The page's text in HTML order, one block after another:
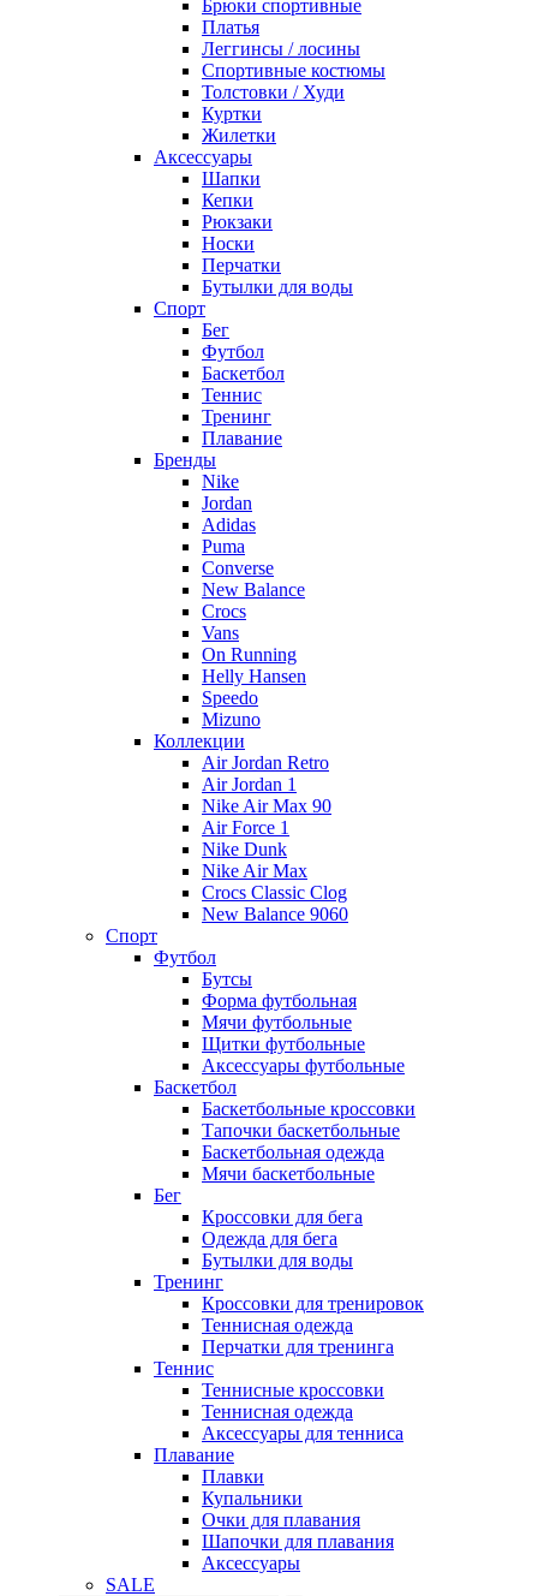
Брюки спортивные
Платья
Леггинсы / лосины
Спортивные костюмы
Толстовки / Худи
Куртки
Жилетки
Аксессуары
Шапки
Кепки
Рюкзаки
Носки
Перчатки
Бутылки для воды
Спорт
Бег
Футбол
Баскетбол
Теннис
Тренинг
Плавание
Бренды
Nike
Jordan
Adidas
Puma
Converse
New Balance
Crocs
Vans
On Running
Helly Hansen
Speedo
Mizuno
Коллекции
Air Jordan Retro
Air Jordan 1
Nike Air Max 90
Air Force 1
Nike Dunk
Nike Air Max
Crocs Classic Clog
New Balance 9060
Спорт
Футбол
Бутсы
Форма футбольная
Мячи футбольные
Щитки футбольные
Аксессуары футбольные
Баскетбол
Баскетбольные кроссовки
Тапочки баскетбольные
Баскетбольная одежда
Мячи баскетбольные
Бег
Кроссовки для бега
Одежда для бега
Бутылки для воды
Тренинг
Кроссовки для тренировок
Теннисная одежда
Перчатки для тренинга
Теннис
Теннисные кроссовки
Теннисная одежда
Аксессуары для тенниса
Плавание
Плавки
Купальники
Очки для плавания
Шапочки для плавания
Аксессуары
SALE